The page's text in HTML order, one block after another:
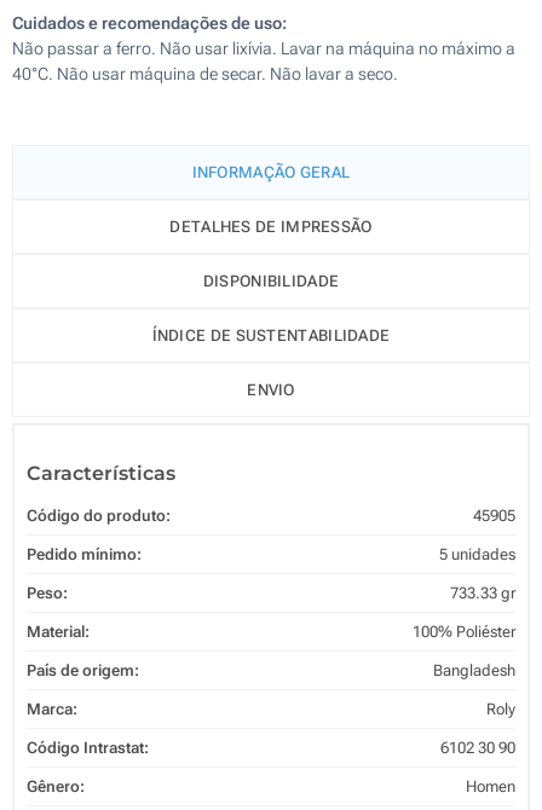
Cuidados e recomendações de uso:
Não passar a ferro. Não usar lixívia. Lavar na máquina no máximo a
40°C. Não usar máquina de secar. Não lavar a seco.
INFORMAÇÃO GERAL
DETALHES DE IMPRESSÃO
DISPONIBILIDADE
ÍNDICE DE SUSTENTABILIDADE
ENVIO
Características
Código do produto: 45905
Pedido mínimo: 5 unidades
Peso: 733.33 gr
Material: 100% Poliéster
País de origem: Bangladesh
Marca: Roly
Código Intrastat: 6102 30 90
Gênero: Homen